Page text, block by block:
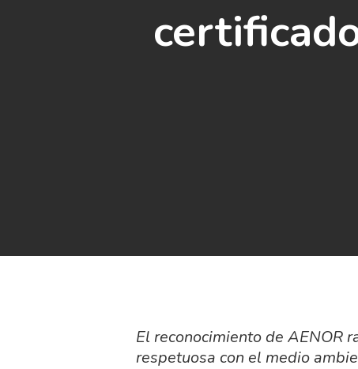
El reconocimiento de AENOR
respetuosa con el medio